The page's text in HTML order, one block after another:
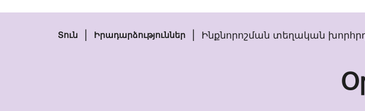
Տուն Իրադարձություններ Ինքնորոշման տեղական